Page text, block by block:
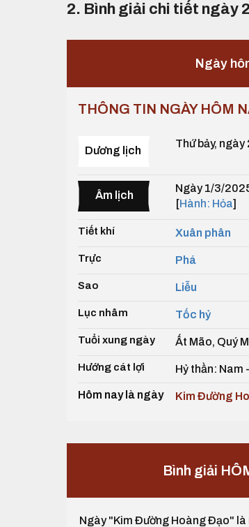
2. Bình giải chi tiết ngày
Ngày
THÔNG TIN NGÀY HÔM
Dương lịch
Thứ bảy,
Âm lịch
Ngày 1/3/
[Hành: Hỏa]
Tiết khí Xuân phân
Trực Phá
Sao Liễu
Lục nhâm Tốc hỷ
Tuổi xung ngày Ất Mão, Quý
Hướng cát lợi Hỷ thần: Nam
Hôm nay là ngày Kim Đường
Bình giải
Ngày "Kim Đường Hoàng Đạo" là